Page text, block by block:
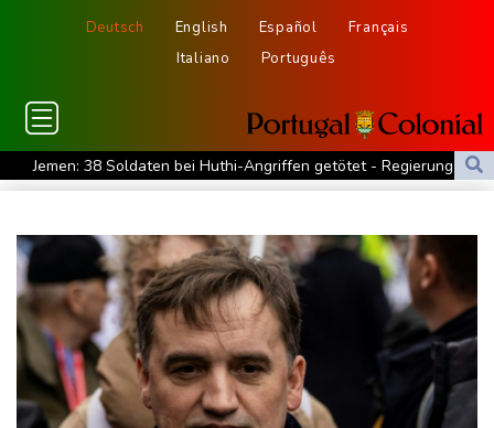
Deutsch English Español
Français
Italiano
Português
Jemen: 38 Soldaten bei Huthi-Angriffen getötet - Regierung
kündigt Vergeltung an
Damaskus
Real Madrid verlängert mit Vinicius Jr. bis 2032
Schwimm-EM: Eikermann und Rösler gewinnen Silber und Bronze
Syrische Staatsmedien: Bombe in Kleinbus nahe Damaskus
explodiert
Bundesanwaltschaft übernimmt Ermittlungen zu Sprengstoff-